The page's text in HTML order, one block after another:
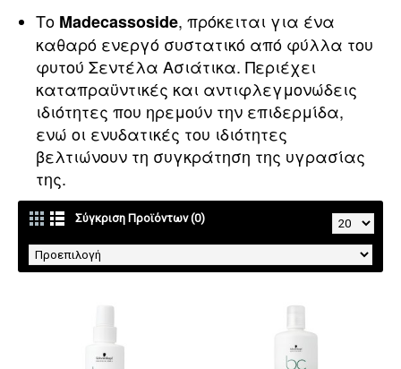
Το Madecassoside, πρόκειται για ένα
καθαρό ενεργό συστατικό από φύλλα του
φυτού Σεντέλα Ασιάτικα. Περιέχει
καταπραϋντικές και αντιφλεγμονώδεις
ιδιότητες που ηρεμούν την επιδερμίδα,
ενώ οι ενυδατικές του ιδιότητες
βελτιώνουν τη συγκράτηση της υγρασίας
της.
Σύγκριση Προϊόντων (0)